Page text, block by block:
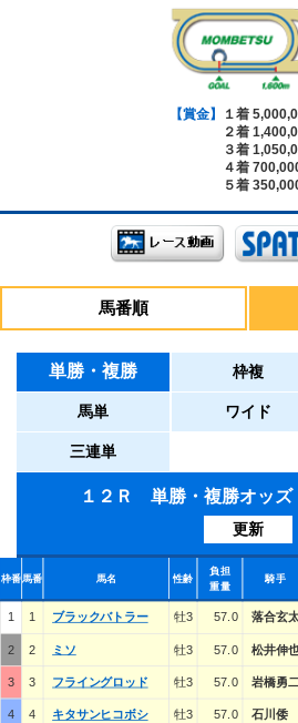
【賞金】
１着
２着
３着
４着
５着
馬番順
単勝・複勝 枠複
馬単 ワイド
三連単
１２Ｒ 単勝・複勝オッ
更新
枠番馬番 馬名 性齢
負担
重量
騎手
1 1 ブラックバトラー 牡3 57.0 落合玄
2 2 ミソ 牡3 57.0 松井伸
3 3 フライングロッド 牡3 57.0 岩橋勇二
4 4 キタサンヒコボシ 牡3 57.0 石川倭